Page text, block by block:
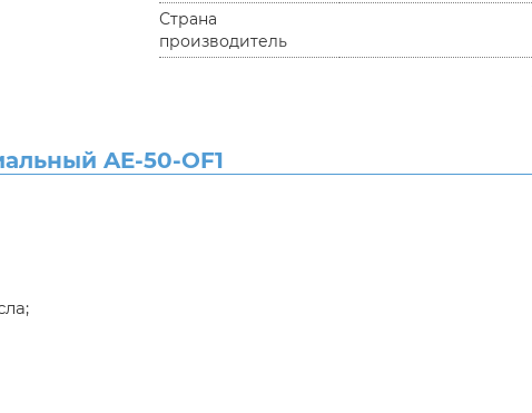
Страна
производитель
AE-50-OF1